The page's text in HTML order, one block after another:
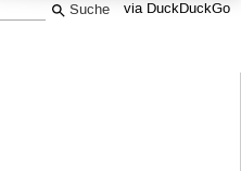
via DuckDuckGo